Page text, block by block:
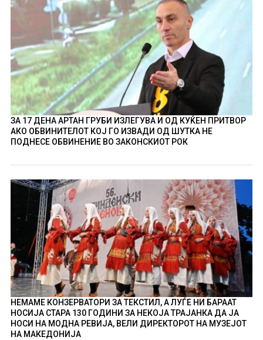
ЗА 17 ДЕНА АРТАН ГРУБИ ИЗЛЕГУВА И ОД КУЌЕН ПРИТВОР
АКО ОБВИНИТЕЛОТ КОЈ ГО ИЗВАДИ ОД ШУТКА НЕ
ПОДНЕСЕ ОБВИНЕНИЕ ВО ЗАКОНСКИОТ РОК
НЕМАМЕ КОНЗЕРВАТОРИ ЗА ТЕКСТИЛ, А ЛУЃЕ НИ БАРААТ
НОСИЈА СТАРА 130 ГОДИНИ ЗА НЕКОЈА ТРАЈАНКА ДА ЈА
НОСИ НА МОДНА РЕВИЈА, ВЕЛИ ДИРЕКТОРОТ НА МУЗЕЈОТ
НА МАКЕДОНИЈА